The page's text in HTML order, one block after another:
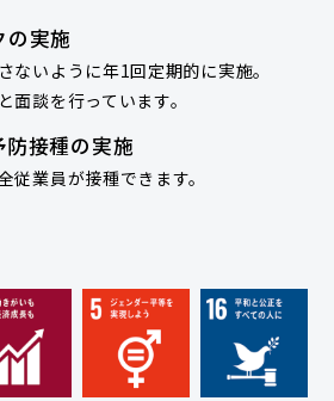
の実施
ないように年1回定期的に実施。
面談を行っています。
接種の実施
従業員が接種できます。